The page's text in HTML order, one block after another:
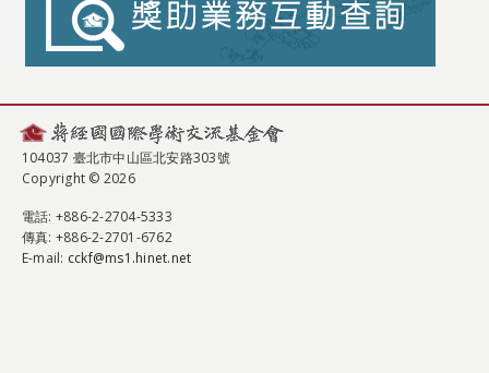
104037 臺北市中山區北安路303號
Copyright © 2026
電話: +886-2-2704-5333
傳真: +886-2-2701-6762
E-mail: cckf@ms1.hinet.net